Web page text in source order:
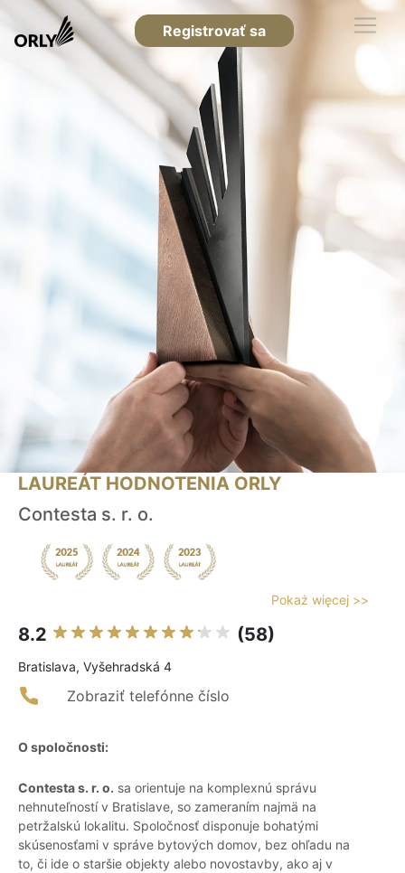
Registrovať sa
LAUREÁT HODNOTENIA ORLY
Contesta s. r. o.
Pokaż więcej >>
8.2 (58)
Bratislava, Vyšehradská 4
Zobraziť telefónne číslo
O spoločnosti:
Contesta s. r. o. sa orientuje na komplexnú správu
nehnuteľností v Bratislave, so zameraním najmä na
petržalskú lokalitu. Spoločnosť disponuje bohatými
skúsenosťami v správe bytových domov, bez ohľadu na
to, či ide o staršie objekty alebo novostavby, ako aj v